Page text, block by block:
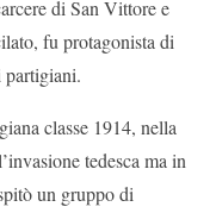
di San Vittore e
fu protagonista di
partigiani.
classe 1914, nella
tedesca ma in
un gruppo di